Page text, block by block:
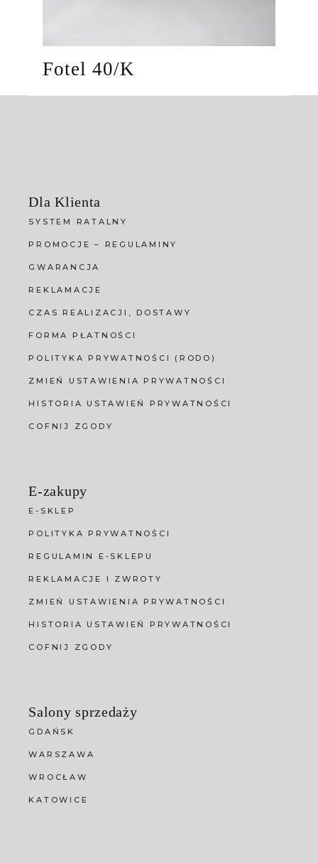
Fotel 40/K
Dla Klienta
SYSTEM RATALNY
PROMOCJE – REGULAMINY
GWARANCJA
REKLAMACJE
CZAS REALIZACJI, DOSTAWY
FORMA PŁATNOŚCI
POLITYKA PRYWATNOŚCI (RODO)
ZMIEŃ USTAWIENIA PRYWATNOŚCI
HISTORIA USTAWIEŃ PRYWATNOŚCI
COFNIJ ZGODY
E-zakupy
E-SKLEP
POLITYKA PRYWATNOŚCI
REGULAMIN E-SKLEPU
REKLAMACJE I ZWROTY
ZMIEŃ USTAWIENIA PRYWATNOŚCI
HISTORIA USTAWIEŃ PRYWATNOŚCI
COFNIJ ZGODY
Salony sprzedaży
GDAŃSK
WARSZAWA
WROCŁAW
KATOWICE